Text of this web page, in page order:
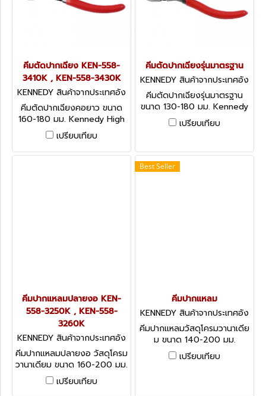
คีมตัดปากเฉียง KEN-558-
3410K , KEN-558-3430K
KENNEDY สินค้าจากประเทศอัง
กฤษ-1
คีมตัดปากเฉียงคอยาว ขนาด
160-180 มม. Kennedy High
Tensile Diagonal Cutting
Pliers
เปรียบเทียบ
คีมตัดปากเฉียงรุ่นมาตรฐาน
KENNEDY สินค้าจากประเทศอัง
กฤษ-1
คีมตัดปากเฉียงรุ่นมาตรฐาน
ขนาด 130-180 มม. Kennedy
Standard Diagonal Cutting
Nippers
เปรียบเทียบ
คีมปากแหลมปลายงอ KEN-
558-3250K , KEN-558-
3260K
KENNEDY สินค้าจากประเทศอัง
กฤษ-1
คีมปากแหลมปลายงอ วัสดุโครม
วานาเดียม ขนาด 160-200 มม.
Kennedy 45° Snipe Nose
Pliers with Cutter
เปรียบเทียบ
Best Seller
คีมปากแหลม
KENNEDY สินค้าจากประเทศอัง
กฤษ-1
คีมปากแหลมวัสดุโครมวานาเดีย
ม ขนาด 140-200 มม.
Kennedy Snipe Nose Pliers
with Cutter
เปรียบเทียบ